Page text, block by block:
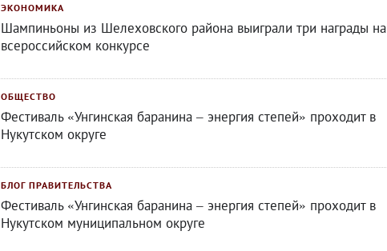
ЭКОНОМИКА
Шампиньоны из Шелеховского района выиграли три награды на
всероссийском конкурсе
ОБЩЕСТВО
Фестиваль «Унгинская баранина – энергия степей» проходит в
Нукутском округе
БЛОГ ПРАВИТЕЛЬСТВА
Фестиваль «Унгинская баранина – энергия степей» проходит в
Нукутском муниципальном округе